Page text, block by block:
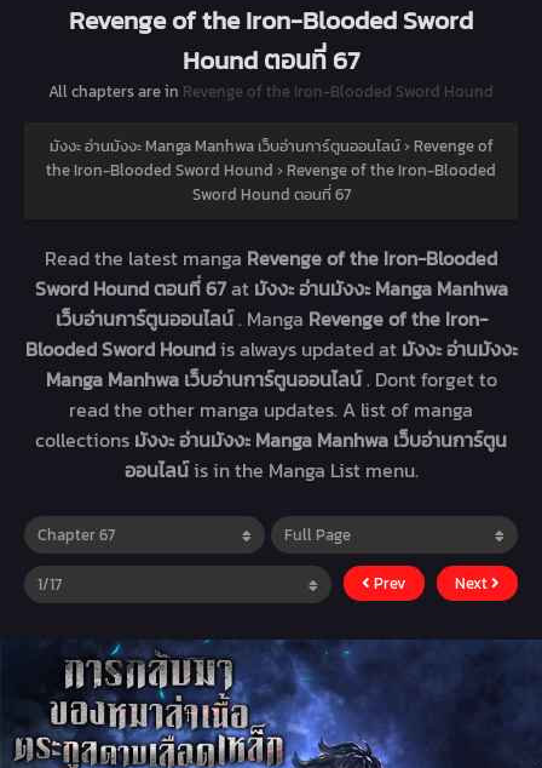
Revenge of the Iron-Blooded Sword
Hound ตอนที่ 67
All chapters are in Revenge of the Iron-Blooded Sword Hound
มังงะ อ่านมังงะ Manga Manhwa เว็บอ่านการ์ตูนออนไลน์› Revenge of
the Iron-Blooded Sword Hound › Revenge of the Iron-Blooded
Sword Hound ตอนที่ 67
Read the latest manga Revenge of the Iron-Blooded
Sword Hound ตอนที่ 67at มังงะ อ่านมังงะ Manga Manhwa
เว็บอ่านการ์ตูนออนไลน์. Manga Revenge of the Iron-
Blooded Sword Houndis always updated at มังงะ อ่านมังงะ
Manga Manhwa เว็บอ่านการ์ตูนออนไลน์. Dont forget to
read the other manga updates. A list of manga
collections มังงะ อ่านมังงะ Manga Manhwa เว็บอ่านการ์ตูน
ออนไลน์is in the Manga List menu.
Prev Next